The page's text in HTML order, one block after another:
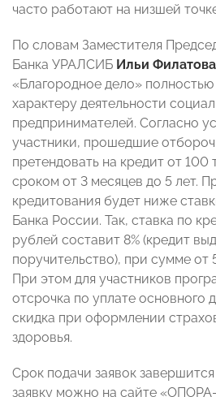
часто работают на низшей
По словам Заместителя
Банка УРАЛСИБ Ильи Филатова
«Благородное дело» полностью
характеру деятельности
предпринимателей. Согласно
участники, прошедшие
претендовать на кредит от
сроком от 3 месяцев до 5 лет.
кредитования будет ниже
Банка России. Так, ставка по
рублей составит 8% (кредит
поручительство), при сумме от
При этом для участников
отсрочка по уплате основного
скидка при оформлении
здоровья.
Срок подачи заявок
заявку можно на сайте